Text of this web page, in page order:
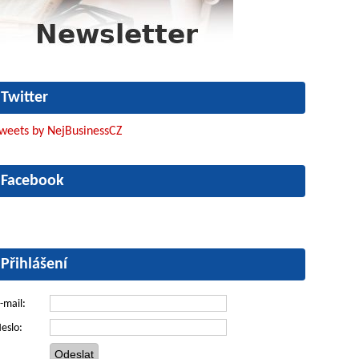
Twitter
by NejBusinessCZ
Facebook
Přihlášení
mail: